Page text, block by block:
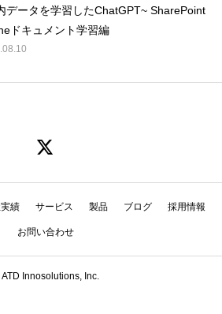
データを学習したChatGPT~ SharePoint
ドキュメント学習編
績 サービス 製品 ブログ 採用情報
お問い合わせ
Innosolutions, Inc.